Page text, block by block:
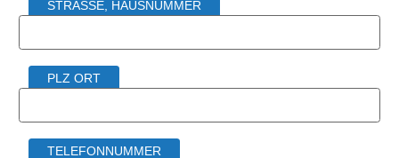
STRASSE, HAUSNUMMER
PLZ ORT
TELEFONNUMMER